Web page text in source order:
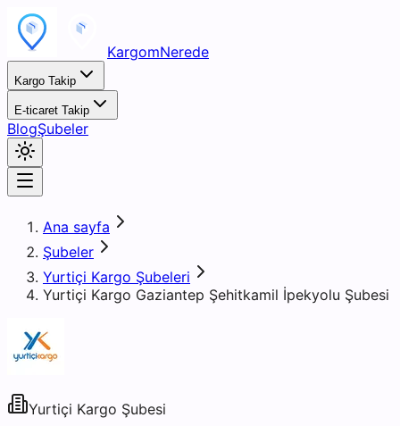
KargomNerede
Kargo Takip
E-ticaret Takip
BlogŞubeler
Ana sayfa
Şubeler
Yurtiçi Kargo Şubeleri
Yurtiçi Kargo Gaziantep Şehitkamil İpekyolu Şubesi
Yurtiçi Kargo Şubesi